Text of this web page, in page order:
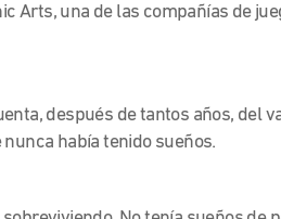
Arts, una de las compañías de
después de tantos años, del
había tenido sueños.